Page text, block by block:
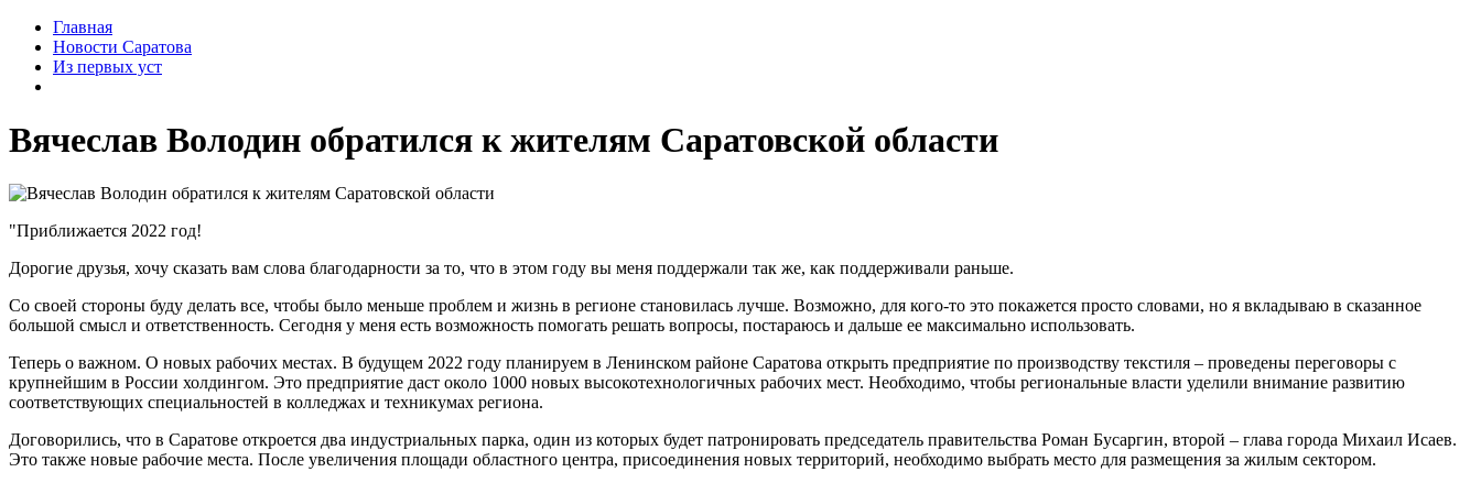
Главная
Новости Саратова
Из пеpвых уст
Вячеслав Володин обратился к жителям Саратовской области
"Приближается 2022 год!
Дорогие друзья, хочу сказать вам слова благодарности за то, что в этом году вы меня поддержали так же, как поддерживали раньше.
Со своей стороны буду делать все, чтобы было меньше проблем и жизнь в регионе становилась лучше. Возможно, для кого-то это покажется просто словами, но я вкладываю в сказанное
большой смысл и ответственность. Сегодня у меня есть возможность помогать решать вопросы, постараюсь и дальше ее максимально использовать.
Теперь о важном. О новых рабочих местах. В будущем 2022 году планируем в Ленинском районе Саратова открыть предприятие по производству текстиля – проведены переговоры с
крупнейшим в России холдингом. Это предприятие даст около 1000 новых высокотехнологичных рабочих мест. Необходимо, чтобы региональные власти уделили внимание развитию
соответствующих специальностей в колледжах и техникумах региона.
Договорились, что в Саратове откроется два индустриальных парка, один из которых будет патронировать председатель правительства Роман Бусаргин, второй – глава города Михаил Исаев.
Это также новые рабочие места. После увеличения площади областного центра, присоединения новых территорий, необходимо выбрать место для размещения за жилым сектором.